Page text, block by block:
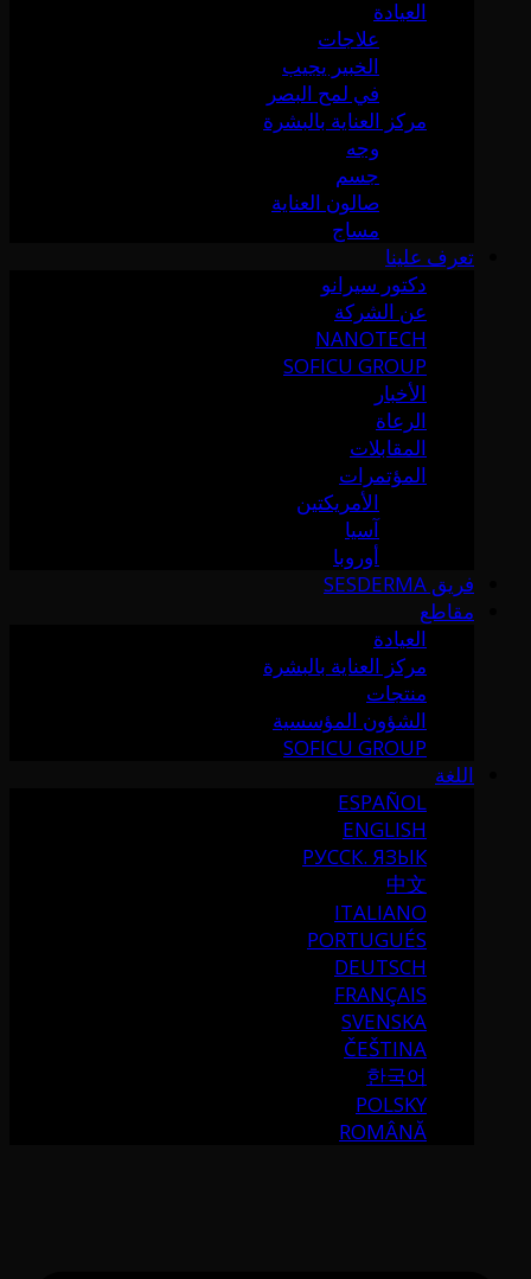
العيادة
علاجات
الخبير يجيب
في لمح البصر
مركز العناية بالبشرة
وجه
جسم
صالون العناية
مساج
تعرف علينا
دكتور سيرانو
عن الشركة
NANOTECH
SOFICU GROUP
الأخبار
الرعاة
المقابلات
المؤتمرات
الأمريكتين
آسيا
أوروبا
فريق SESDERMA
مقاطع
العيادة
مركز العناية بالبشرة
منتجات
الشؤون المؤسسية
SOFICU GROUP
اللغة
ESPAÑOL
ENGLISH
РУССК. ЯЗЫК
中文
ITALIANO
PORTUGUÉS
DEUTSCH
FRANÇAIS
SVENSKA
ČEŠTINA
한국어
POLSKY
ROMÂNĂ